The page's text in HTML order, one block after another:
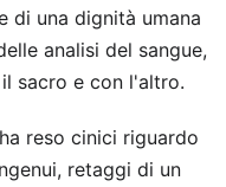
di una dignità umana
analisi del sangue,
sacro e con l'altro.
reso cinici riguardo
retaggi di un